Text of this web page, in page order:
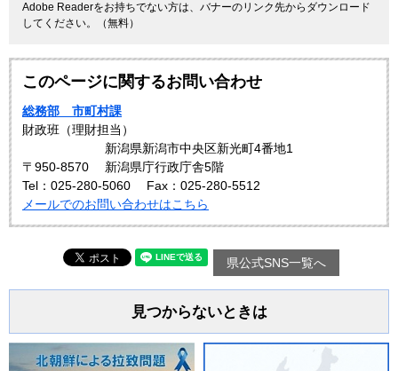
Adobe Readerをお持ちでない方は、バナーのリンク先からダウンロード
してください。（無料）
このページに関するお問い合わせ
総務部 市町村課
財政班（理財担当）
〒950-8570
新潟県新潟市中央区新光町4番地1
新潟県庁行政庁舎5階
Tel：025-280-5060
Fax：025-280-5512
メールでのお問い合わせはこちら
県公式SNS一覧へ
見つからないときは